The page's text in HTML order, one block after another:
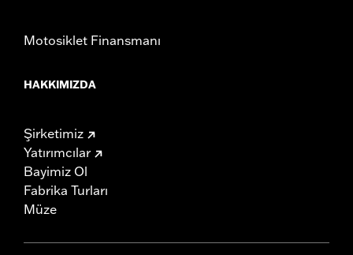
Motosiklet Finansmanı
HAKKIMIZDA
Şirketimiz
Yatırımcılar
Bayimiz Ol
Fabrika Turları
Müze